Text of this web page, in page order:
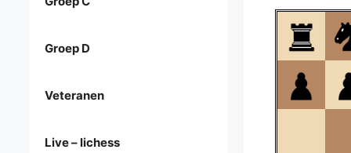
Groep D
Veteranen
Live – lichess